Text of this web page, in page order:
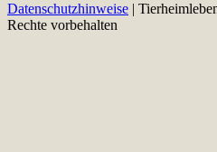
Datenschutzhinweise |
Rechte vorbehalten